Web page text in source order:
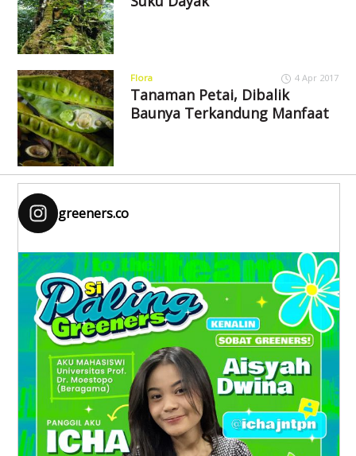
Flora 4 Apr 2017
Tanaman Petai, Dibalik
Baunya Terkandung Manfaat
greeners.co